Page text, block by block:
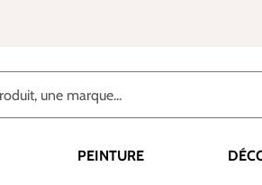
PEINTURE